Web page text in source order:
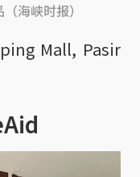
海峡时报）
Mall, Pasir